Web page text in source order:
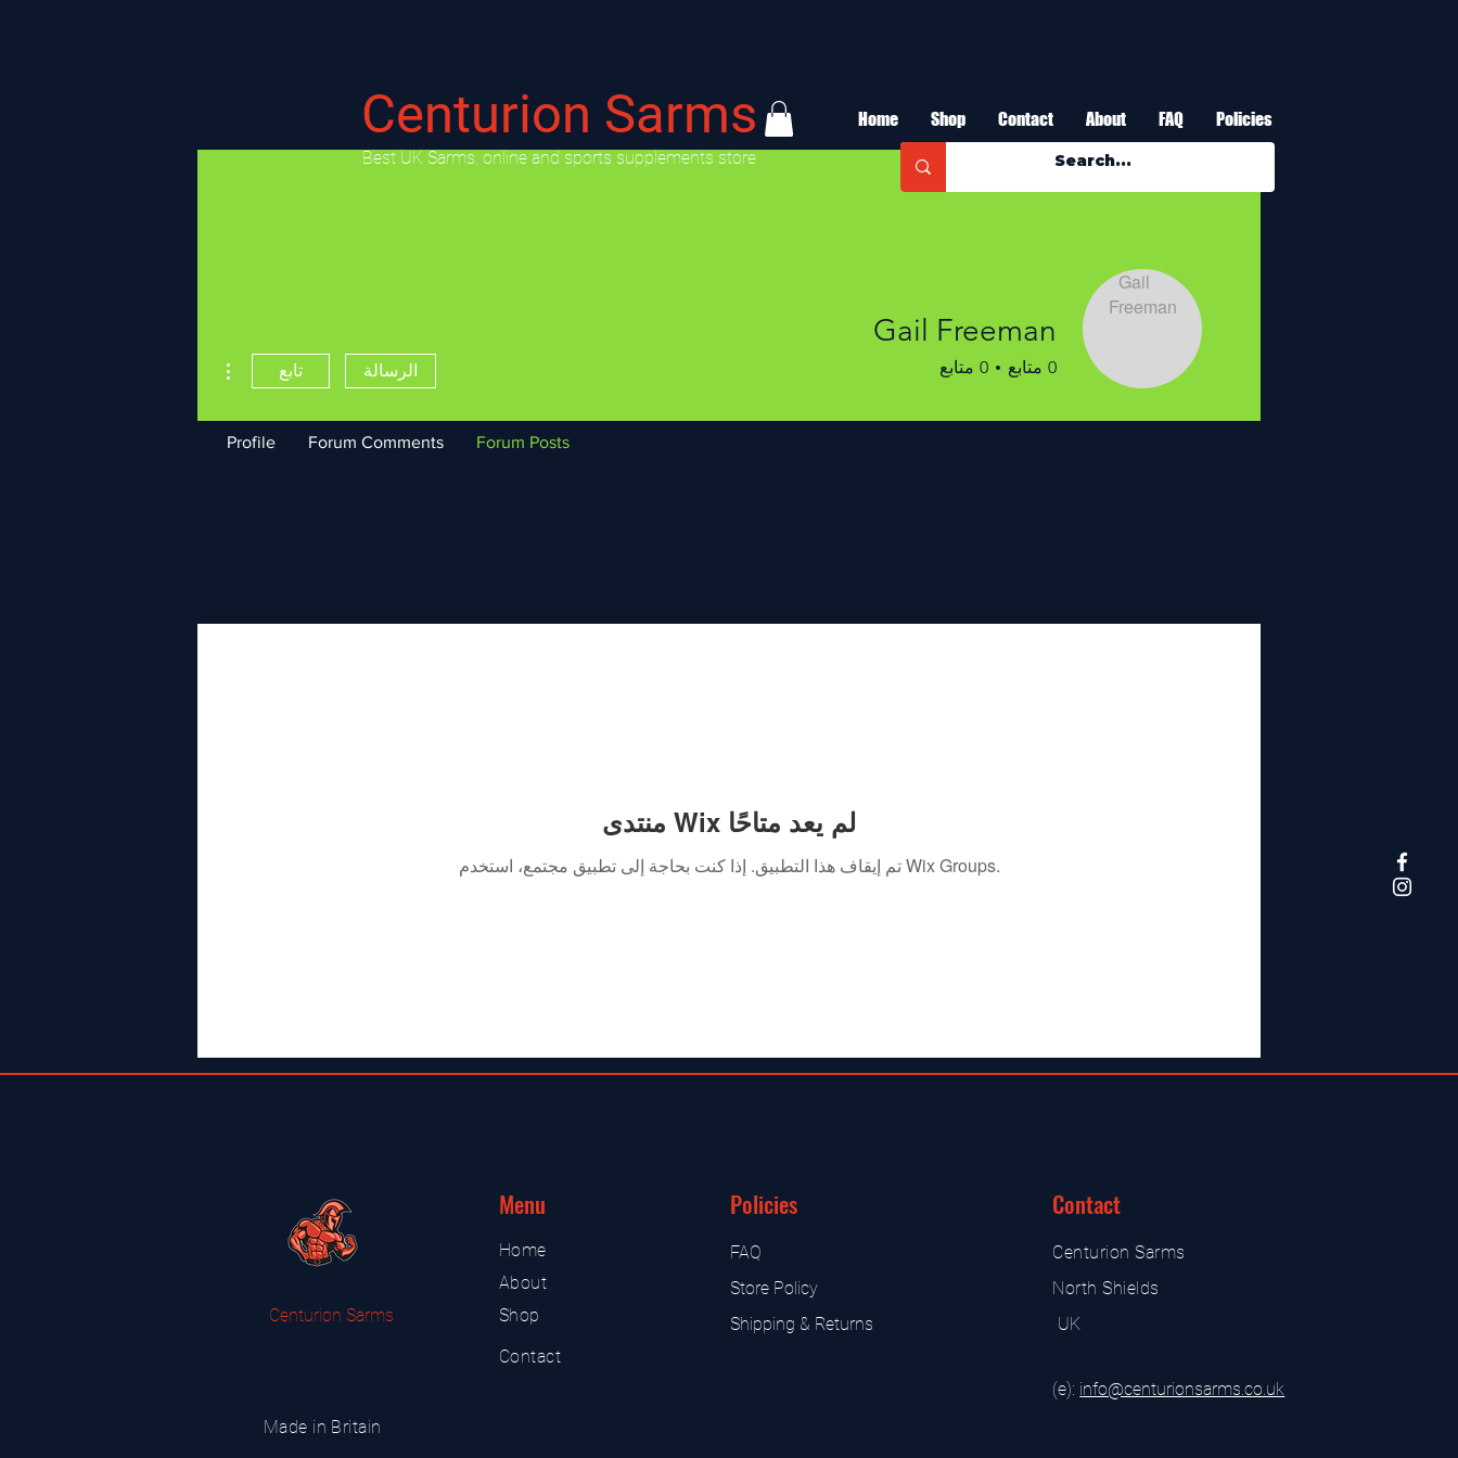
Home Shop Contact About FAQ Policies
Centurion Sarms
​Best UK Sarms, online and sports supplements store
منتدى Wix لم يعد متاحًا
تم إيقاف هذا التطبيق. إذا كنت بحاجة إلى تطبيق مجتمع، استخدم Wix Groups.
Gail Freeman
0 متابع 0 متابع الرسالة تابع
Profile Forum Comments Forum Posts
Centurion Sarms
Made in Britain
Menu
Home
About
Shop
Contact
Policies
FAQ
Store Policy
Shipping & Returns
Contact
Centurion Sarms
North Shields
UK
(e): info@centurionsarms.co.uk